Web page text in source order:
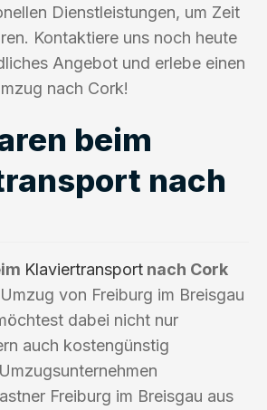
Dienstleistungen, um Zeit
Kontaktiere uns noch heute
Angebot und erlebe einen
nach Cork!
beim
nach
Klaviertransport nach Cork
von Freiburg im Breisgau
dabei nicht nur
auch kostengünstig
Freiburg im Breisgau aus